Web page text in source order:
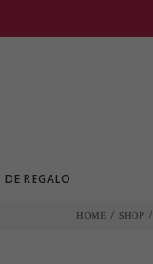
DE REGALO
HOME /SHOP /